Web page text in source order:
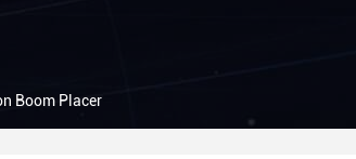
Boom Placer